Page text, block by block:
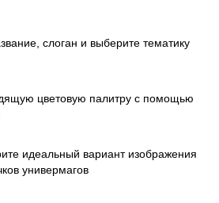
слоган и выберите тематику
цветовую палитру с помощью
идеальный вариант изображения
универмагов